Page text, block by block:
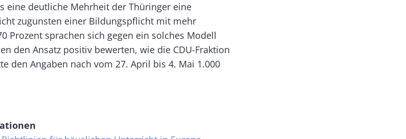
eine deutliche Mehrheit der Thüringer eine
zugunsten einer Bildungspflicht mit mehr
Prozent sprachen sich gegen ein solches Modell
den Ansatz positiv bewerten, wie die CDU-Fraktion
den Angaben nach vom 27. April bis 4. Mai 1.000